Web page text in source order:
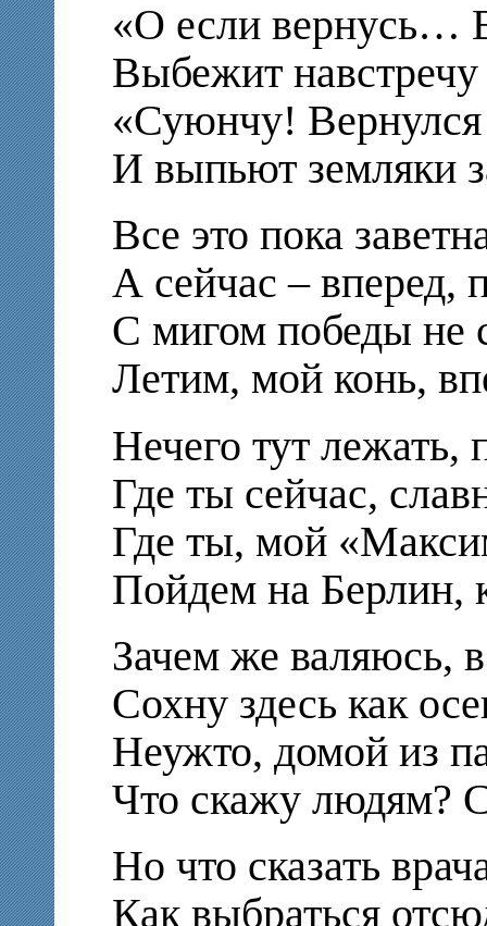
«О если вернусь…
Выбежит навстречу
«Суюнчу!
И выпьют земляки
Все это пока
А сейчас – вперед,
С мигом победы не
Летим, мой конь,
Нечего тут лежать,
Где ты сейчас,
Где ты, мой
Пойдем на Берлин,
Зачем же валяюсь,
Сохну здесь как
Неужто, домой из
Что скажу людям?
Но что сказать
Как выбраться